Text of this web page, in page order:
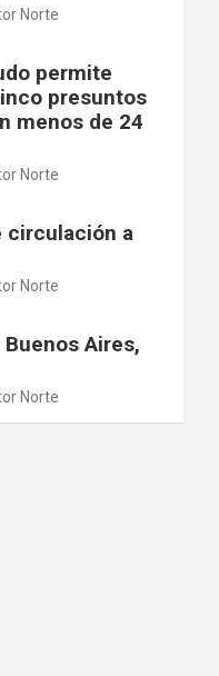
Norte
permite
presuntos
menos de 24
Norte
circulación a
Norte
Aires,
Norte